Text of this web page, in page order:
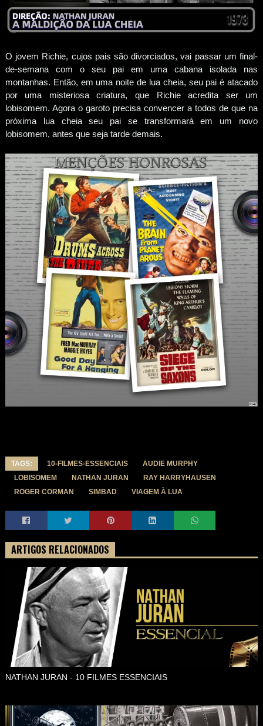
O jovem Richie, cujos pais são divorciados, vai passar um final-
de-semana com o seu pai em uma cabana isolada nas
montanhas. Então, em uma noite de lua cheia, seu pai é atacado
por uma misteriosa criatura, que Richie acredita ser um
lobisomem. Agora o garoto precisa convencer a todos de que na
próxima lua cheia seu pai se transformará em um novo
lobisomem, antes que seja tarde demais.
TAGS: 10-FILMES-ESSENCIAIS
AUDIE MURPHY
LOBISOMEM
NATHAN JURAN
RAY HARRYHAUSEN
ROGER CORMAN
SIMBAD VIAGEM À LUA
ARTIGOS RELACIONADOS
NATHAN JURAN - 10 FILMES ESSENCIAIS